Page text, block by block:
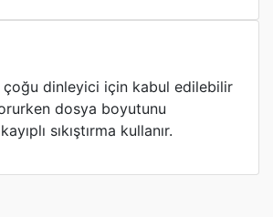
çoğu dinleyici için kabul edilebilir
dosya boyutunu
sıkıştırma kullanır.